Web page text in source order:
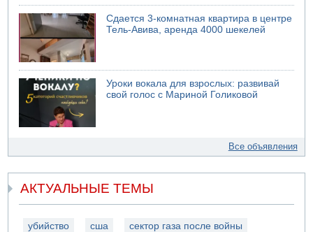
Сдается 3-комнатная квартира в центре
Тель-Авива, аренда 4000 шекелей
Уроки вокала для взрослых: развивай
свой голос с Мариной Голиковой
Все объявления
АКТУАЛЬНЫЕ ТЕМЫ
убийство сша сектор газа после войны